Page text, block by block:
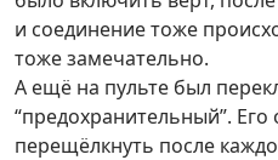
и соединение тоже
тоже замечательно.
А ещё на пульте был
“предохранительный”.
перещёлкнуть после